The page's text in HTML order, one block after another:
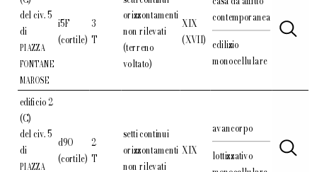
del civ. 5
di
PIAZZA
FONTANE
MAROSE
i5F
(cortile)
3
T
orizzontamenti
non rilevati
(terreno
voltato)
XIX
(XVII)
contemporanea
edilizio
monocellulare
edificio 2
(C)
del civ. 5
di
PIAZZA
d9O
(cortile)
2
T
setti continui
orizzontamenti
non rilevati
XIX
avancorpo
lottizzativo